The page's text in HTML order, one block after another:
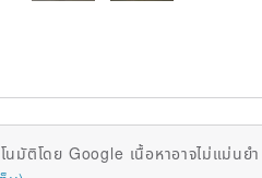
มัติโดย Google เนื้อหาอาจไม่แม่นยำ